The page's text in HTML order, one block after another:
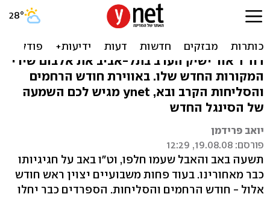
לקראת אלול: דוד ד'אור שר
"אדון הסליחות"
דוד ד'אור ישיק הערב בתל-אביב את אלבום שירי
המקורות החדש שלו. באווירת חודש הרחמים
והסליחות הקרב ובא, ynet מגיש לכם השמעה
של הסינגל החדש
יואב פרידמן
פורסם: 19.08.08, 12:29
תשעה באב והאבל שעמו חלפו, וט"ו באב על חגיגיותו
כבר מאחורינו. בעוד פחות משבועיים יצוין ראש חודש
אלול - חודש הרחמים והסליחות. הספרדים כבר יחלו